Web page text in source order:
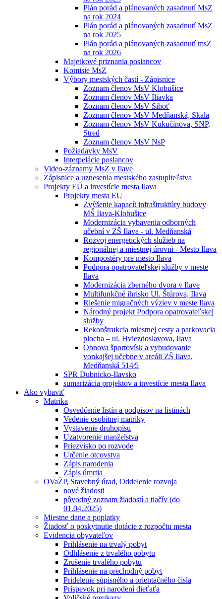
Plán porád a plánovaných zasadnutí MsZ
na rok 2024
Plán porád a plánovaných zasadnutí MsZ
na rok 2025
Plán porád a plánovaných zasadnutí msZ
na rok 2026
Majetkové priznania poslancov
Komisie MsZ
Výbory mestských častí - Zápisnice
Zoznam členov MsV Klobušice
Zoznam členov MsV Iliavka
Zoznam členov MsV Sihoť
Zoznam členov MsV Medňanská, Skala
Zoznam členov MsV Kukučínova, SNP,
Stred
Zoznam členov MsV NsP
Požiadavky MsV
Interpelácie poslancov
Video-záznamy MsZ v Ilave
Zápisnice a uznesenia mestského zastupiteľstva
Projekty EÚ a investície mesta Ilava
Projekty mesta EU
Zvýšenie kapacít infraštruktúry budovy
MŠ Ilava-Klobušice
Modernizácia vybavenia odborných
učební v ZŠ Ilava - ul. Medňanská
Rozvoj energetických služieb na
regionálnej a miestnej úrovni - Mesto Ilava
Kompostéry pre mesto Ilava
Podpora opatrovateľskej služby v meste
Ilava
Modernizácia zberného dvora v Ilave
Multifunkčné ihrisko Ul. Štúrova, Ilava
Riešenie migračných výziev v meste Ilava
Národný projekt Podpora opatrovateľskej
služby
Rekonštrukcia miestnej cesty a parkovacia
plocha – ul. Hviezdoslavova, Ilava
Obnova športovísk a vybudovanie
vonkajšej učebne v areáli ZŠ Ilava,
Medňanská 514⁄5
SPR Dubnicko-Ilavsko
sumarizácia projektov a investície mesta Ilava
Ako vybaviť
Matrika
Osvedčenie listín a podpisov na listinách
Vedenie osobitnej matriky
Vystavenie druhopisu
Uzatvorenie manželstva
Priezvisko po rozvode
Určenie otcovstva
Zápis narodenia
Zápis úmrtia
OVaŽP, Stavebný úrad, Oddelenie rozvoja
nové žiadosti
pôvodný zoznam žiadostí a tlačív (do
01.04.2025)
Miestne dane a poplatky
Žiadosť o poskytnutie dotácie z rozpočtu mesta
Evidencia obyvateľov
Prihlásenie na trvalý pobyt
Odhlásenie z trvalého pobytu
Zrušenie trvalého pobytu
Prihlásenie na prechodný pobyt
Pridelenie súpisného a orientačného čísla
Príspevok pri narodení dieťaťa